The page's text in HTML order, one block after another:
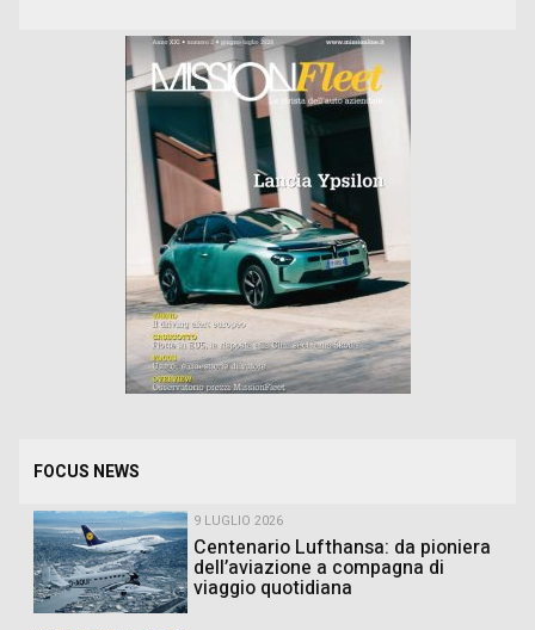
FOCUS NEWS
9 LUGLIO 2026
Centenario Lufthansa: da pioniera
dell’aviazione a compagna di
viaggio quotidiana